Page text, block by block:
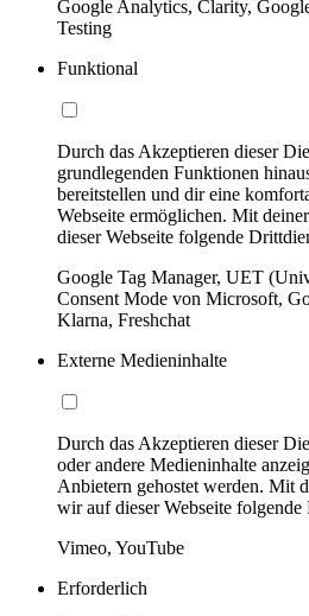
Google Analytics, Clarity,
Testing
Funktional
Durch das Akzeptieren dieser
grundlegenden Funktionen
bereitstellen und dir eine
Webseite ermöglichen. Mit
dieser Webseite folgende
Google Tag Manager, UET
Consent Mode von Microsoft,
Klarna, Freshchat
Externe Medieninhalte
Durch das Akzeptieren dieser
oder andere Medieninhalte
Anbietern gehostet werden. Mit
wir auf dieser Webseite folgende
Vimeo, YouTube
Erforderlich